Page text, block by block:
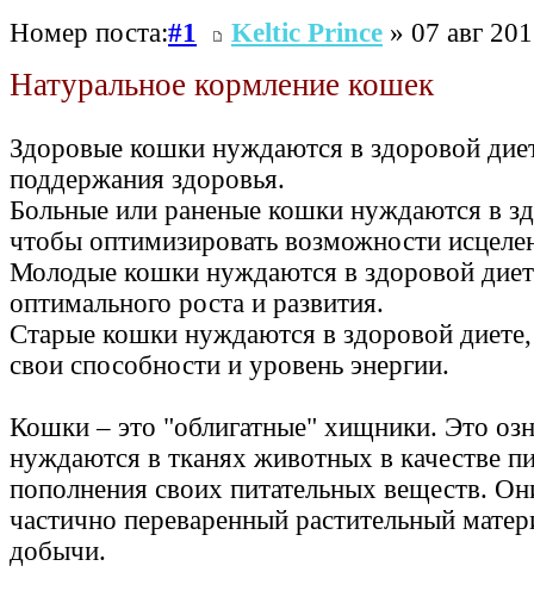
Номер поста:#1 Keltic Prince » 07 авг
Натуральное кормление кошек
Здоровые кошки нуждаются в здоровой
поддержания здоровья.
Больные или раненые кошки нуждаются в
чтобы оптимизировать возможности
Молодые кошки нуждаются в здоровой
оптимального роста и развития.
Старые кошки нуждаются в здоровой
свои способности и уровень энергии.
Кошки – это "облигатные" хищники. Это
нуждаются в тканях животных в качестве
пополнения своих питательных веществ.
частично переваренный растительный
добычи.